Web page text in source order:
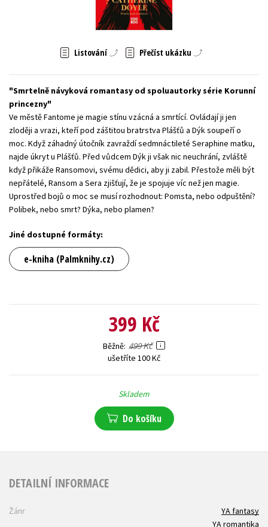
Zahraniční literatura
Listování Přečíst ukázku
Smrtelně návyková romantasy od spoluautorky série Korunní
princezny
Ve městě Fantome je magie stínu vzácná a smrtící. Ovládají ji jen
zloději a vrazi, kteří pod záštitou bratrstva Plášťů a Dýk soupeří o
moc. Když záhadný útočník zavraždí sedmnáctileté Seraphine matku,
najde úkryt u Plášťů. Před vůdcem Dýk ji však nic neuchrání, zvláště
když přikáže Ransomovi, svému dědici, aby ji zabil. Přestože měli být
nepřátelé, Ransom a Sera zjišťují, že je spojuje víc než jen magie.
Uprostřed bojů o moc se musí rozhodnout: Pomsta, nebo odpuštění?
Polibek, nebo smrt? Dýka, nebo plamen?
Jiné dostupné formáty:
e-kniha (Palmknihy.cz)
399 Kč
Běžně 499 Kč
ušetříte 100 Kč
Skladem
Do košíku
DETAILNÍ INFORMACE
Žánr
YA fantasy
YA romantika